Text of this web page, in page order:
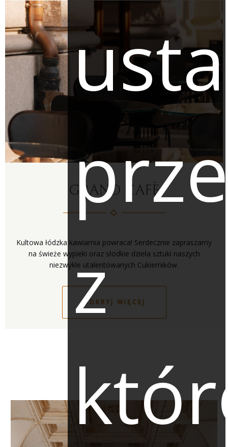
GRAND CAFÈ
Kultowa łódzka kawiarnia powraca! Serdecznie zapraszamy
na świeże wypieki oraz słodkie dzieła sztuki naszych
ODKRYJ WIĘCEJ
z